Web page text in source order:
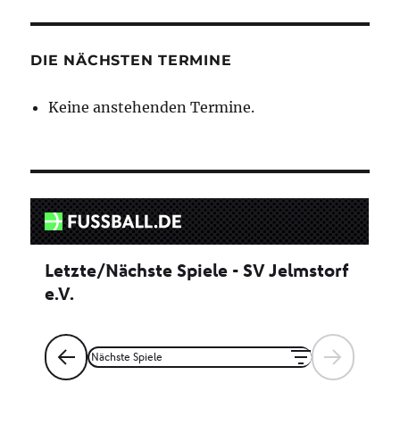
DIE NÄCHSTEN TERMINE
Keine anstehenden Termine.